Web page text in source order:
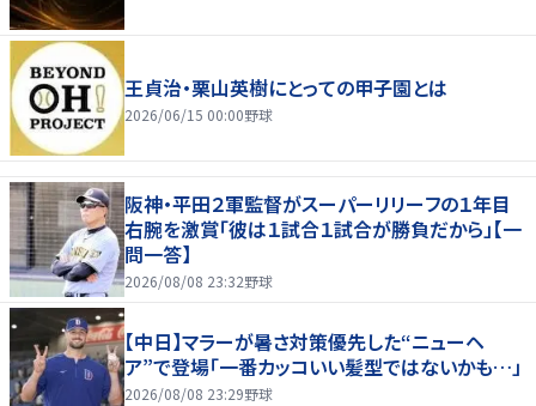
王貞治・栗山英樹にとっての甲子園とは
2026/06/15 00:00野球
阪神・平田２軍監督がスーパーリリーフの１年目
右腕を激賞「彼は１試合１試合が勝負だから」【一
問一答】
2026/08/08 23:32野球
【中日】マラーが暑さ対策優先した“ニューヘ
ア”で登場「一番カッコいい髪型ではないかも…」
2026/08/08 23:29野球